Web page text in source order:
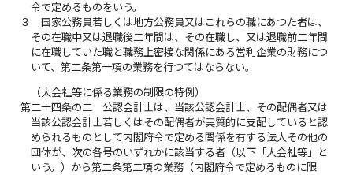
令で定めるものをいう。
３
国家公務員若しくは地方公務員又はこれらの職にあつた者は、
その在職中又は退職後二年間は、その在職し、又は退職前二年間
に在職していた職と職務上密接な関係にある営利企業の財務につ
いて、第二条第一項の業務を行つてはならない。
（大会社等に係る業務の制限の特例）
第二十四条の二
公認会計士は、当該公認会計士、その配偶者又は
当該公認会計士若しくはその配偶者が実質的に支配していると認
められるものとして内閣府令で定める関係を有する法人その他の
団体が、次の各号のいずれかに該当する者（以下「大会社等」と
いう。）から第二条第二項の業務（内閣府令で定めるものに限